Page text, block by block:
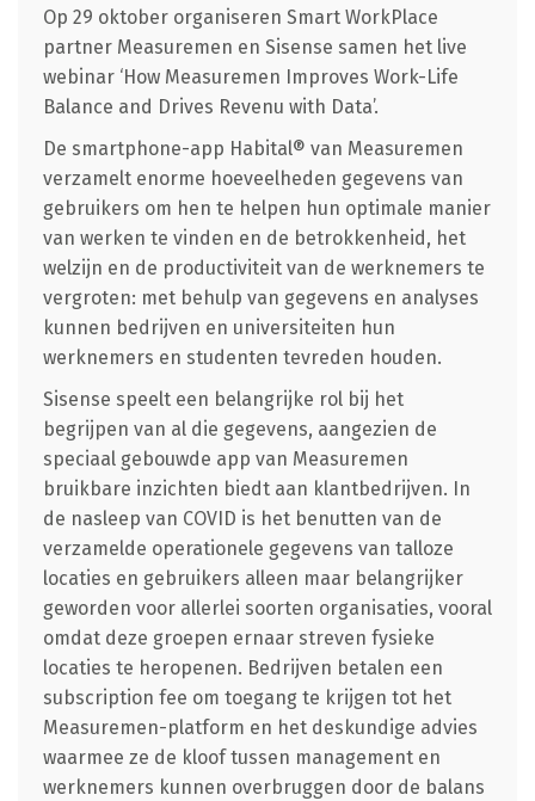
Op 29 oktober organiseren Smart WorkPlace
partner Measuremen en Sisense samen het live
webinar ‘How Measuremen Improves Work-Life
Balance and Drives Revenu with Data’.
De smartphone-app Habital® van Measuremen
verzamelt enorme hoeveelheden gegevens van
gebruikers om hen te helpen hun optimale manier
van werken te vinden en de betrokkenheid, het
welzijn en de productiviteit van de werknemers te
vergroten: met behulp van gegevens en analyses
kunnen bedrijven en universiteiten hun
werknemers en studenten tevreden houden.
Sisense speelt een belangrijke rol bij het
begrijpen van al die gegevens, aangezien de
speciaal gebouwde app van Measuremen
bruikbare inzichten biedt aan klantbedrijven. In
de nasleep van COVID is het benutten van de
verzamelde operationele gegevens van talloze
locaties en gebruikers alleen maar belangrijker
geworden voor allerlei soorten organisaties, vooral
omdat deze groepen ernaar streven fysieke
locaties te heropenen. Bedrijven betalen een
subscription fee om toegang te krijgen tot het
Measuremen-platform en het deskundige advies
waarmee ze de kloof tussen management en
werknemers kunnen overbruggen door de balans